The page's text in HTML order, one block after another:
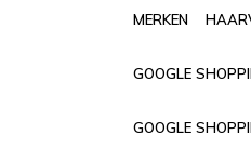
MERKEN
GOOGLE
GOOGLE